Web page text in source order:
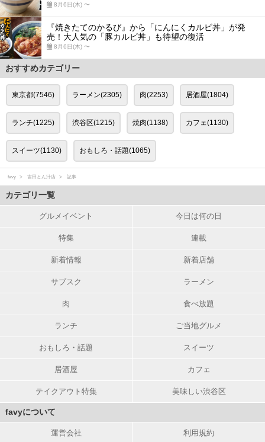
8月6日(木) 〜
『焼きたてのかるび』から「にんにくカルビ丼」が発
売！大人気の「豚カルビ丼」も待望の復活
8月6日(木) 〜
おすすめカテゴリー
東京都(7546) ラーメン(2305) 肉(2253) 居酒屋(1804)
ランチ(1225) 渋谷区(1215) 焼肉(1138) カフェ(1130)
スイーツ(1130) おもしろ・話題(1065)
favy 吉田とん汁店 記事
カテゴリ一覧
グルメイベント 今日は何の日
特集 連載
新着情報 新着店舗
サブスク ラーメン
肉 食べ放題
ランチ ご当地グルメ
おもしろ・話題 スイーツ
居酒屋 カフェ
テイクアウト特集 美味しい渋谷区
favyについて
運営会社 利用規約